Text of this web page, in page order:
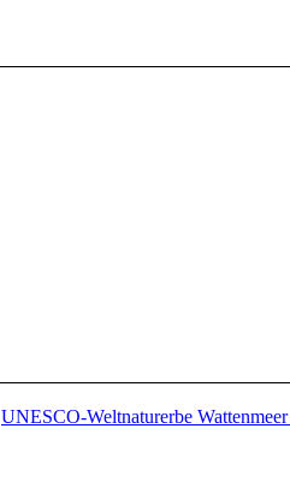
UNESCO-Weltnaturerbe